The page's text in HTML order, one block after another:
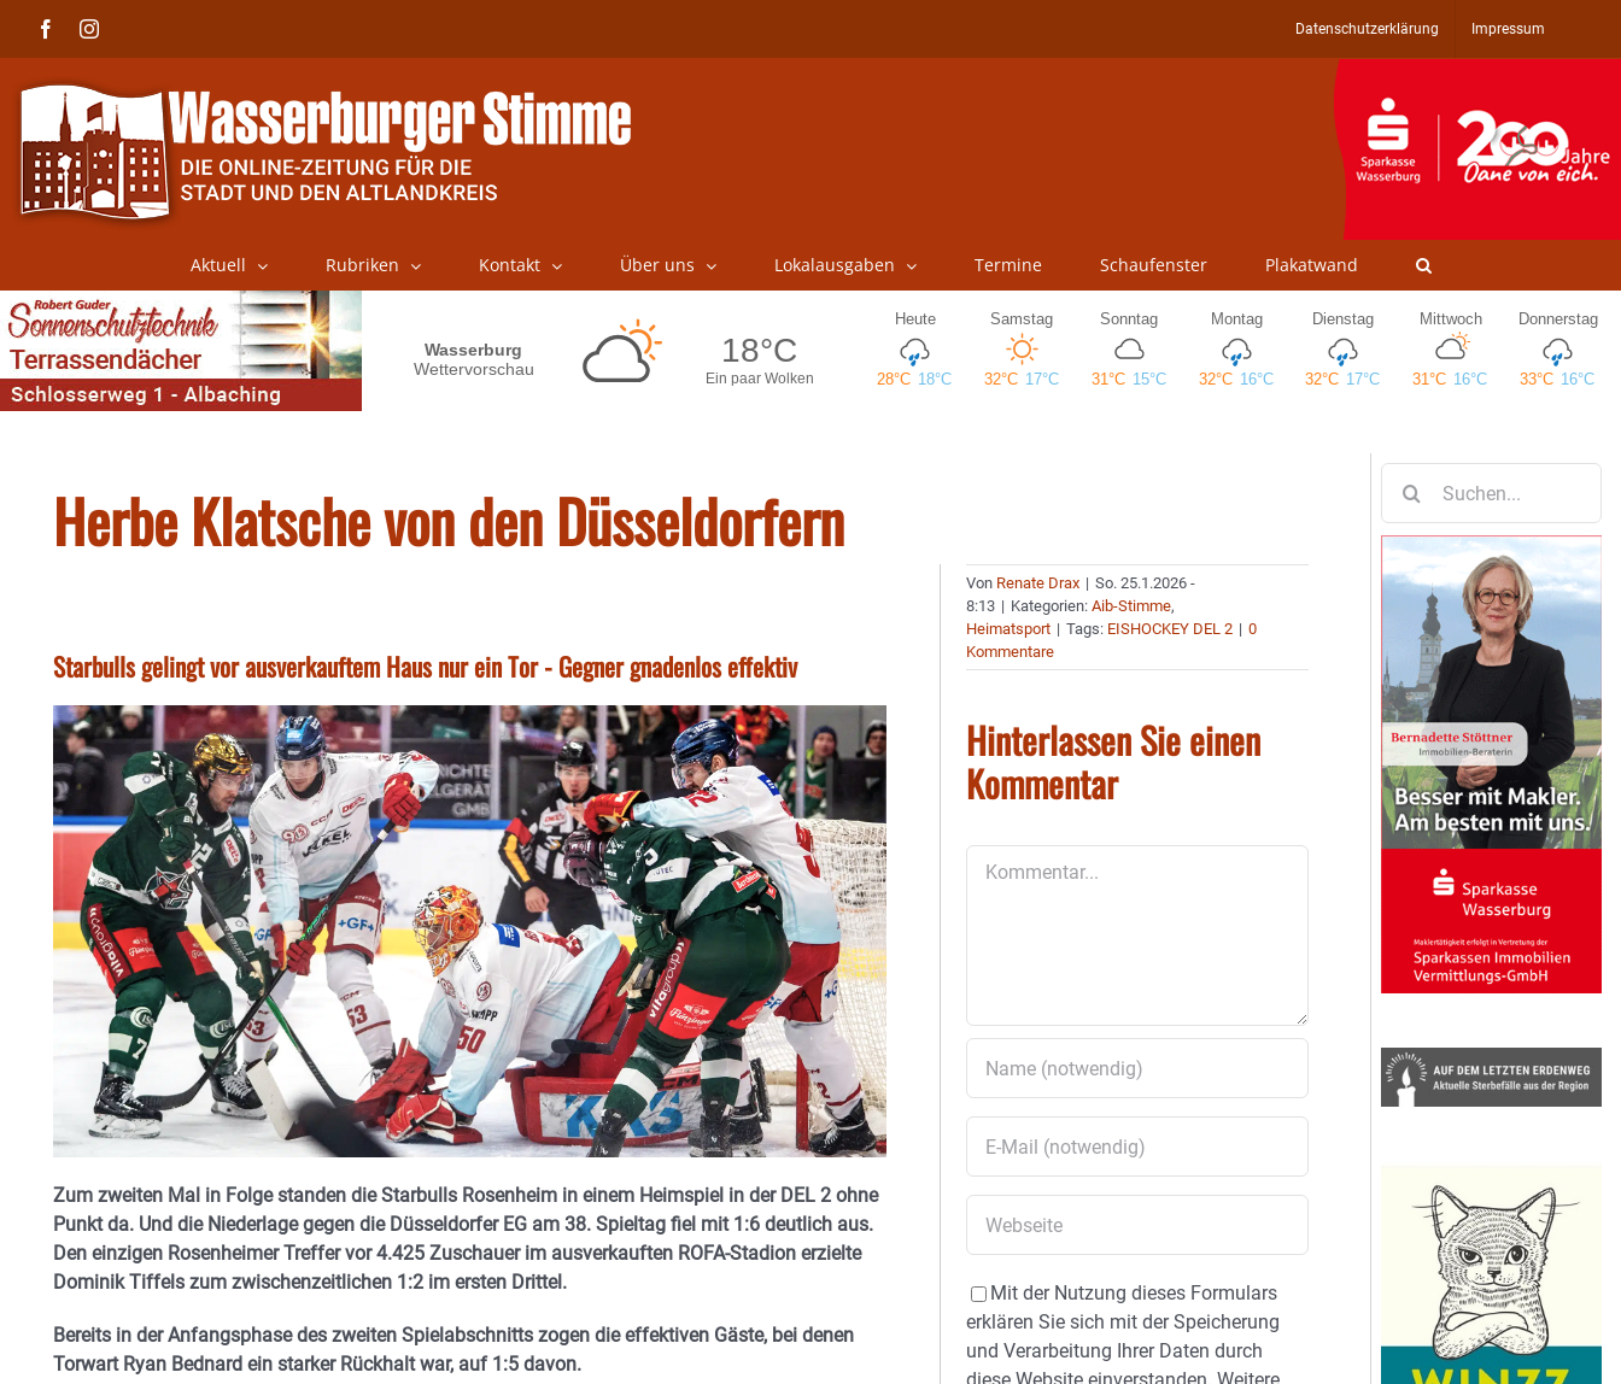
FacebookInstagram Datenschutzerklärung Impressum
Aktuell Rubriken Kontakt Über uns Lokalausgaben Termine Schaufenster Plakatwand
Herbe Klatsche von den Düsseldorfern
Starbulls gelingt vor ausverkauftem Haus nur ein Tor - Gegner gnadenlos effektiv
Zum zweiten Mal in Folge standen die Starbulls Rosenheim in einem Heimspiel in der DEL 2 ohne
Punkt da. Und die Niederlage gegen die Düsseldorfer EG am 38. Spieltag fiel mit 1:6 deutlich aus.
Den einzigen Rosenheimer Treffer vor 4.425 Zuschauer im ausverkauften ROFA-Stadion erzielte
Dominik Tiffels zum zwischenzeitlichen 1:2 im ersten Drittel.
Bereits in der Anfangsphase des zweiten Spielabschnitts zogen die effektiven Gäste, bei denen
Torwart Ryan Bednard ein starker Rückhalt war, auf 1:5 davon.
Von Renate Drax | So. 25.1.2026 -
8:13 | Kategorien:Aib-Stimme,
Heimatsport | Tags: EISHOCKEY DEL 2 | 0
Kommentare
Hinterlassen Sie einen
Kommentar
Mit der Nutzung dieses Formulars
erklären Sie sich mit der Speicherung
und Verarbeitung Ihrer Daten durch
nach: